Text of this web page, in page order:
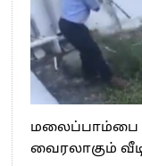
மலைப்பாம்பை
வைரலாகும்